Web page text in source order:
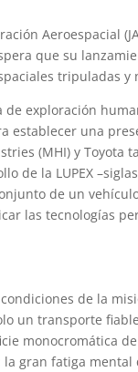
Aeroespacial
que su
tripuladas y
exploración
establecer una
(MHI) y Toyota
de la LUPEX
de un
las tecnologías
de la
un transporte
monocromática
gran fatiga